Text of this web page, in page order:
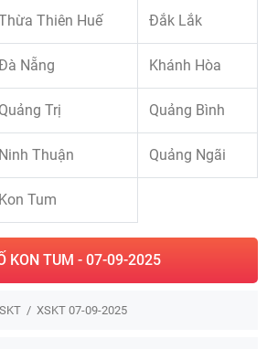
Thiên Huế Đắk Lắk
Nẵng Khánh Hòa
Quảng Trị Quảng Bình
Ninh Thuận Quảng Ngãi
Kon Tum
KON TUM - 07-09-2025
XSKT 07-09-2025